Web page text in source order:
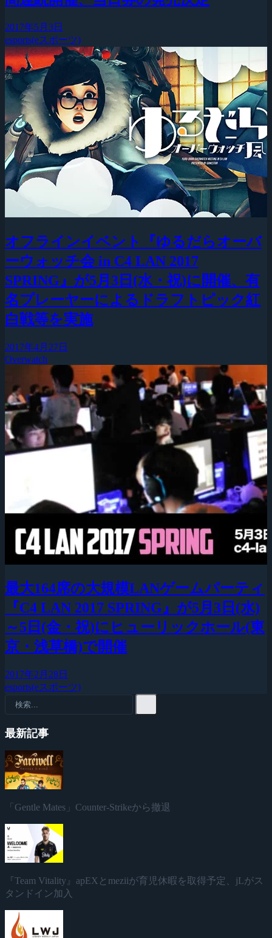
2017年5月3日
esports(eスポーツ)
オフラインイベント『ゆるだらオーバ
ーウォッチ会 in C4 LAN 2017
SPRING』が5月3日(水・祝)に開催、有
名プレーヤーによるドラフトピック紅
白戦等を実施
2017年4月27日
Overwatch
最大164席の大規模LANゲームパーティ
『C4 LAN 2017 SPRING』が5月3日(水)
～5日(金・祝)にヒューリックホール(東
京・浅草橋)で開催
2017年2月28日
esports(eスポーツ)
最新記事
「Gentle Mates」Counter-Strikeから撤退
『Team Vitality』apEXとmeziiが育児休暇を取得予定、jLがス
タンドイン加入